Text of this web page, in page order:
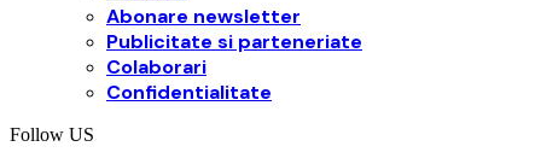
Abonare newsletter
Publicitate si parteneriate
Colaborari
Confidentialitate
Follow US